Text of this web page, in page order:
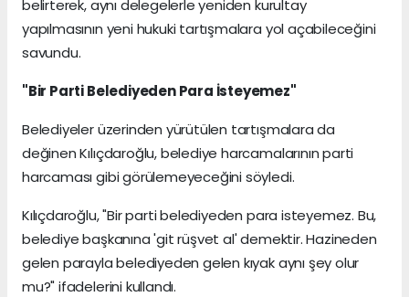
belirterek, aynı delegelerle yeniden kurultay
yapılmasının yeni hukuki tartışmalara yol açabileceğini
savundu.
"Bir Parti Belediyeden Para İsteyemez"
Belediyeler üzerinden yürütülen tartışmalara da
değinen Kılıçdaroğlu, belediye harcamalarının parti
harcaması gibi görülemeyeceğini söyledi.
Kılıçdaroğlu, "Bir parti belediyeden para isteyemez. Bu,
belediye başkanına 'git rüşvet al' demektir. Hazineden
gelen parayla belediyeden gelen kıyak aynı şey olur
mu?" ifadelerini kullandı.